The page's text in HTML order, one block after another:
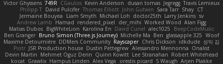
Victor Ghyssens 749R CGautos Kevin Anderson dusan tomas Jegregg Travis Lemieux
Philipp T David Pulcifer Thomas Elliott John Gutwin Sara Tarr Shay CT
Jermaine Bouyea
Liam Smyth Michael Loh doctor25th Larry Jenkins sv
Andrew Lamb Hamad rendered_pixel der_mihi Worked Wood Alan Figg
Matias Dubos BigWhiteLion Karolina En David Curiel alec1025
BeepCodeMusic
Ben Granger Bruno Simon (Three.js Journey) Michelle Ma Ben glassapple 325 Woof
Maxime Detournière DDMers Community Rayscaper Chris Dickson idkdude 성익 김
Piotr JSR Production house Dustin Pettegrew Alessandro Mennonna Onalist
Devin Martin Mehmet Oguz Derin Quinn Kowitt Lee Stranahan Robert Whitehead
kocat Grawlix Hampus Linden Alex Vega orestis picard S Waugh Arjen Plakke